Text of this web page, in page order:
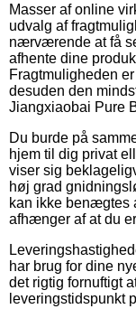
Masser af online
udvalg af
nærværende at få
afhente dine
Fragtmuligheden
desuden den
Jiangxiaobai Pure
Du burde på
hjem til dig privat
viser sig
høj grad
kan ikke benægtes
afhænger af at du
har brug for dine
det rigtig fornuftigt
leveringstidspunkt